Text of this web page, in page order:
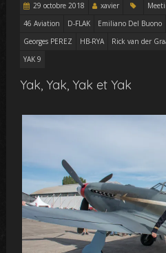
29 octobre 2018 xavier
46 Aviation
D-FLAK Emiliano Del Buono
Georges PEREZ
HB-RYA Rick van der
YAK 9
Yak, Yak, Yak et Yak